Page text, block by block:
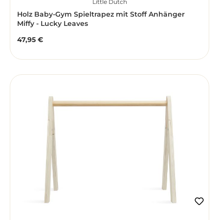
Little Dutch
Holz Baby-Gym Spieltrapez mit Stoff Anhänger
Miffy - Lucky Leaves
Regulärer Preis:
47,95 €